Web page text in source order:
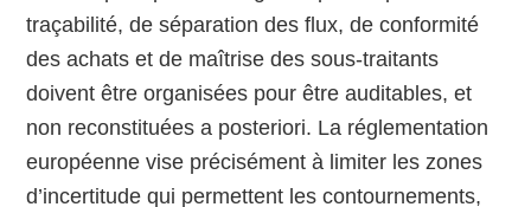
traçabilité, de séparation des flux, de conformité
des achats et de maîtrise des sous-traitants
doivent être organisées pour être auditables, et
non reconstituées a posteriori. La réglementation
européenne vise précisément à limiter les zones
d’incertitude qui permettent les contournements,